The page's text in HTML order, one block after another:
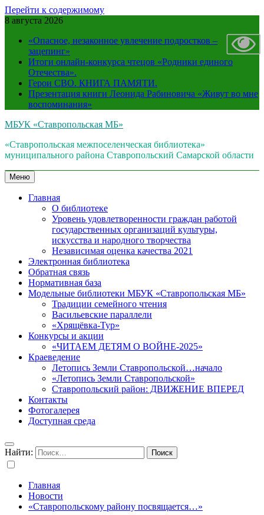
Перейти к содержимому
8 августа 2026
«Опасное, незаконное увлечение подростков –
зацепинг»
Итоги онлайн-конкурса чтецов «Родники единого
Отечества».
Герои СВО. КНИГА ПАМЯТИ.
Презентация книги Леонида Рабиновича «Живут во мне
воспоминания»
МБУК «Ставропольская МБ»
«Ставропольская межпоселенческая библиотека»
муниципального района Ставропольский Самарской области
Меню
Главная
О библиотеке
Уровень удовлетворенности граждан работой
государственных организаций культуры,
искусства и народного творчества
Независимая оценка качества 2021
Электронная библиотека
Обратная связь
Нормативная база
Модельные библиотеки МБУК «Ставропольская МБ»
Традиции семейного чтения
Васильевские параллели
«Хрящёвка-Тур»
Конкурсы и акции
«ЧИТАЕМ ДЕТЯМ О ВОЙНЕ-2025»
Краеведение
Летопись Земли Ставропольской…начало
«Летопись Земли Ставропольской»
Ставропольский район: ДВИЖЕНИЕ ВПЕРЕД
Контакты
Фотогалерея
Доступная среда
Найти:
Главная
Новости
«Ставропольскому району посвящается…»